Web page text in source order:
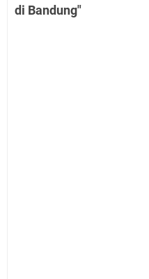
di Bandung"